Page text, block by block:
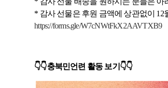
* 감사 선물은 후원 금액에 상관없이
https://forms.gle/W7cNWtFkX2AAVTXB9
👇👇충북민언련 활동 보기 👇👇